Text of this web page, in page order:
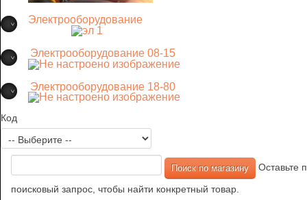
Электрооборудование
Электрооборудование 08-15
Электрооборудование 18-80
Код
Оставьте
поисковый запрос, чтобы найти конкретный товар.